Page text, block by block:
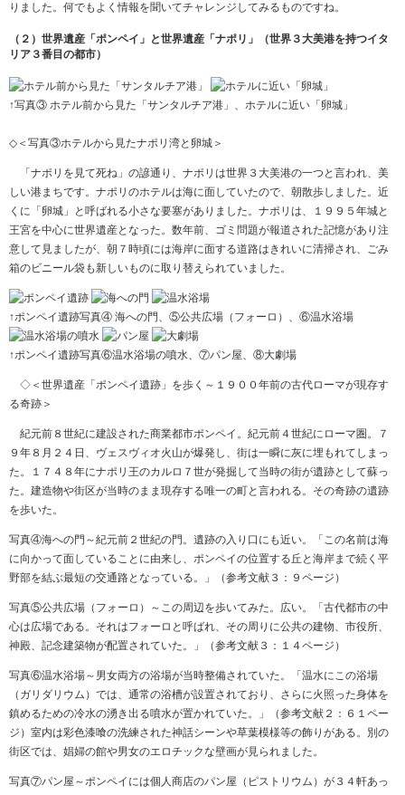
りました。何でもよく情報を聞いてチャレンジしてみるものですね。
（２）世界遺産「ポンペイ」と世界遺産「ナポリ」（世界３大美港を持つイタ
リア３番目の都市）
↑写真③ ホテル前から見た「サンタルチア港」、ホテルに近い「卵城」
◇＜写真③ホテルから見たナポリ湾と卵城＞
「ナポリを見て死ね」の諺通り、ナポリは世界３大美港の一つと言われ、美
しい港まちです。ナポリのホテルは海に面していたので、朝散歩しました。近
くに「卵城」と呼ばれる小さな要塞がありました。ナポリは、１９９５年城と
王宮を中心に世界遺産となった。数年前、ゴミ問題が報道された記憶があり注
意して見ましたが、朝７時頃には海岸に面する道路はきれいに清掃され、ごみ
箱のビニール袋も新しいものに取り替えられていました。
↑ポンペイ遺跡写真④ 海への門、⑤公共広場（フォーロ）、⑥温水浴場
↑ポンペイ遺跡写真⑥温水浴場の噴水、⑦パン屋、⑧大劇場
◇＜世界遺産「ポンペイ遺跡」を歩く～１９００年前の古代ローマが現存す
る奇跡＞
紀元前８世紀に建設された商業都市ポンペイ。紀元前４世紀にローマ圏。７
９年８月２４日、ヴェスヴィオ火山が爆発し、街は一瞬に灰に埋もれてしまっ
た。１７４８年にナポリ王のカルロ７世が発掘して当時の街が遺跡として蘇っ
た。建造物や街区が当時のまま現存する唯一の町と言われる。その奇跡の遺跡
を歩いた。
写真④海への門～紀元前２世紀の門。遺跡の入り口にも近い。「この名前は海
に向かって面していることに由来し、ポンペイの位置する丘と海岸まで続く平
野部を結ぶ最短の交通路となっている。」（参考文献３：９ページ）
写真⑤公共広場（フォーロ）～この周辺を歩いてみた。広い。「古代都市の中
心は広場である。それはフォーロと呼ばれ、その周りに公共の建物、市役所、
神殿、記念建築物が配置されていた。」（参考文献３：１４ページ）
写真⑥温水浴場～男女両方の浴場が当時整備されていた。「温水にこの浴場
（ガリダリウム）では、通常の浴槽が設置されており、さらに火照った身体を
鎮めるための冷水の湧き出る噴水が置かれていた。」（参考文献２：６１ペー
ジ）室内は彩色漆喰の洗練された神話シーンや草葉模様等の飾りがある。別の
街区では、娼婦の館や男女のエロチックな壁画が見られました。
写真⑦パン屋～ポンペイには個人商店のパン屋（ピストリウム）が３４軒あっ